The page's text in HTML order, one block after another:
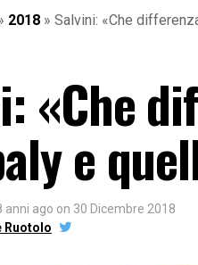
2018 » Salvini: «Che
«Che
e
anni ago on 30 Dicembre 2018
Ruotolo